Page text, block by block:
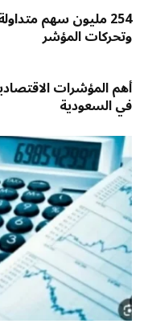
254 مليون سهم
وتحركات المؤشر
أهم المؤشرات
في السعودية